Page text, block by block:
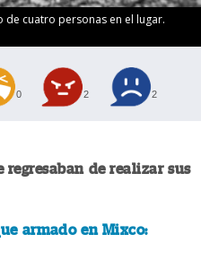
cuatro personas en el lugar.
0 2 2
de realizar sus
armado en Mixco: